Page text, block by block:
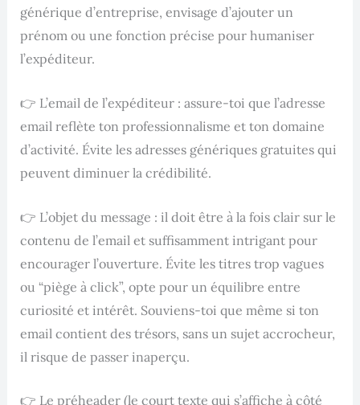
générique d’entreprise, envisage d’ajouter un
prénom ou une fonction précise pour humaniser
l’expéditeur.
👉 L’email de l’expéditeur : assure-toi que l’adresse
email reflète ton professionnalisme et ton domaine
d’activité. Évite les adresses génériques gratuites qui
peuvent diminuer la crédibilité.
👉 L’objet du message : il doit être à la fois clair sur le
contenu de l’email et suffisamment intrigant pour
encourager l’ouverture. Évite les titres trop vagues
ou “piège à click”, opte pour un équilibre entre
curiosité et intérêt. Souviens-toi que même si ton
email contient des trésors, sans un sujet accrocheur,
il risque de passer inaperçu.
👉 Le préheader (le court texte qui s’affiche à côté